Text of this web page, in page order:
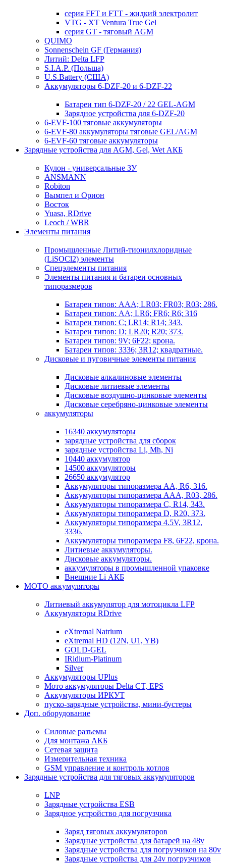
серия FFT и FTT - жидкий электролит
VTG - XT Ventura True Gel
серия GT - тяговый AGM
QUIMO
Sonnenschein GF (Германия)
Литий: Delta LFP
S.I.A.P. (Польша)
U.S.Battery (США)
Аккумуляторы 6-DZF-20 и 6-DZF-22
Батареи тип 6-DZF-20 / 22 GEL-AGM
Зарядное устройства для 6-DZF-20
6-EVF-100 тяговые аккумуляторы
6-EVF-80 аккумуляторы тяговые GEL/AGM
6-EVF-60 тяговые аккумуляторы
Зарядные устройства для AGM, Gel, Wet АКБ
Кулон - универсальные ЗУ
ANSMANN
Robiton
Вымпел и Орион
Восток
Yuasa, RDrive
Leoch / WBR
Элементы питания
Промышленные Литий-тионилхлоридные
(LiSOCl2) элементы
Спецэлементы питания
Элементы питания и батареи основных
типоразмеров
Батареи типов: AAA; LR03; FR03; R03; 286.
Батареи типов: AA; LR6; FR6; R6; 316
Батареи типов: C; LR14; R14; 343.
Батареи типов: D; LR20; R20; 373.
Батареи типов: 9V; 6F22; крона.
Батареи типов: 3336; 3R12; квадратные.
Дисковые и пуговичные элементы питания
Дисковые алкалиновые элементы
Дисковые литиевые элементы
Дисковые воздушно-цинковые элементы
Дисковые серебряно-цинковые элементы
аккумуляторы
16340 аккумуляторы
зарядные устройства для сборок
зарядные устройства Li, Mh, Ni
10440 аккумулятор
14500 аккумуляторы
26650 аккумулятор
Аккумуляторы типоразмера АА, R6, 316.
Аккумуляторы типоразмера ААА, R03, 286.
Аккумуляторы типоразмера С, R14, 343.
Аккумуляторы типоразмера D, R20, 373.
Аккумуляторы типоразмера 4.5V, 3R12,
3336.
Аккумуляторы типоразмера F8, 6F22, крона.
Литиевые аккумуляторы.
Дисковые аккумуляторы.
аккумуляторы в промышленной упаковке
Внешние Li АКБ
МОТО аккумуляторы
Литиевый аккумулятор для мотоцикла LFP
Аккумуляторы RDrive
eXtremal Natrium
eXtremal HD (12N, U1, YB)
GOLD-GEL
IRidium-Platinum
Silver
Аккумуляторы UPlus
Мото аккумуляторы Delta CT, EPS
Аккумуляторы ИРКУТ
пуско-зарядные устройства, мини-бустеры
Доп. оборудование
Силовые разъемы
Для монтажа АКБ
Сетевая защита
Измерительная техника
GSM управление и контроль котлов
Зарядные устройства для тяговых аккумуляторов
LNP
Зарядные устройства ESB
Зарядное устройство для погрузчика
Заряд тяговых аккумуляторов
Зарядные устройства для батарей на 48v
Зарядные устройства для погрузчиков на 80v
Зарядные устройства для 24v погрузчиков